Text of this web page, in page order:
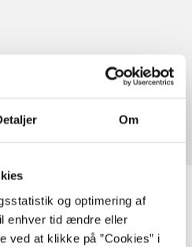
Om
og optimering af
enhver tid ændre eller
at klikke på ”Cookies” i
emner